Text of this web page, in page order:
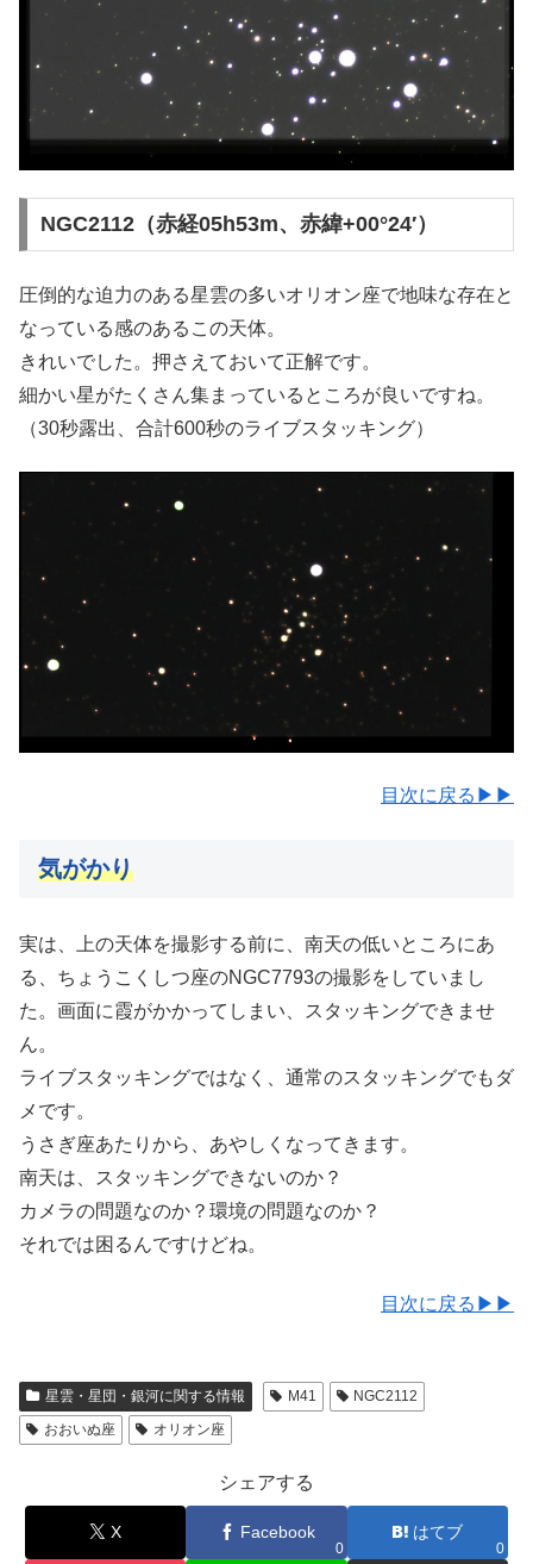
NGC2112（赤経05h53m、赤緯+00°24′）
圧倒的な迫力のある星雲の多いオリオン座で地味な存在と
なっている感のあるこの天体。
きれいでした。押さえておいて正解です。
細かい星がたくさん集まっているところが良いですね。
（30秒露出、合計600秒のライブスタッキング）
目次に戻る▶▶
気がかり
実は、上の天体を撮影する前に、南天の低いところにあ
る、ちょうこくしつ座のNGC7793の撮影をしていまし
た。画面に霞がかかってしまい、スタッキングできませ
ん。
ライブスタッキングではなく、通常のスタッキングでもダ
メです。
うさぎ座あたりから、あやしくなってきます。
南天は、スタッキングできないのか？
カメラの問題なのか？環境の問題なのか？
それでは困るんですけどね。
目次に戻る▶▶
星雲・星団・銀河に関する情報 M41
NGC2112
おおいぬ座
オリオン座
シェアする
X Facebook
0
はてブ
0